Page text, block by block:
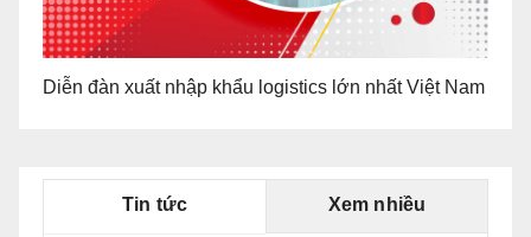
Diễn đàn xuất nhập khẩu logistics lớn nhất Việt Nam
Tin tức Xem nhiều